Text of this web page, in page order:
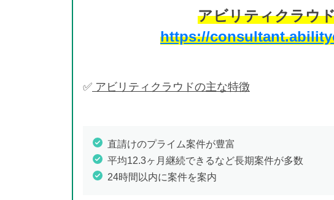
アビリティクラウ
https://
✅ アビリティクラウドの主な特徴
直請けのプライム案件が豊富
平均12.3ヶ月継続できるなど長期案件が多数
24時間以内に案件を案内